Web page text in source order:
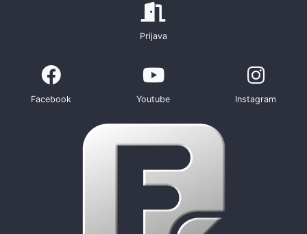
Prijava
Facebook Youtube Instagram